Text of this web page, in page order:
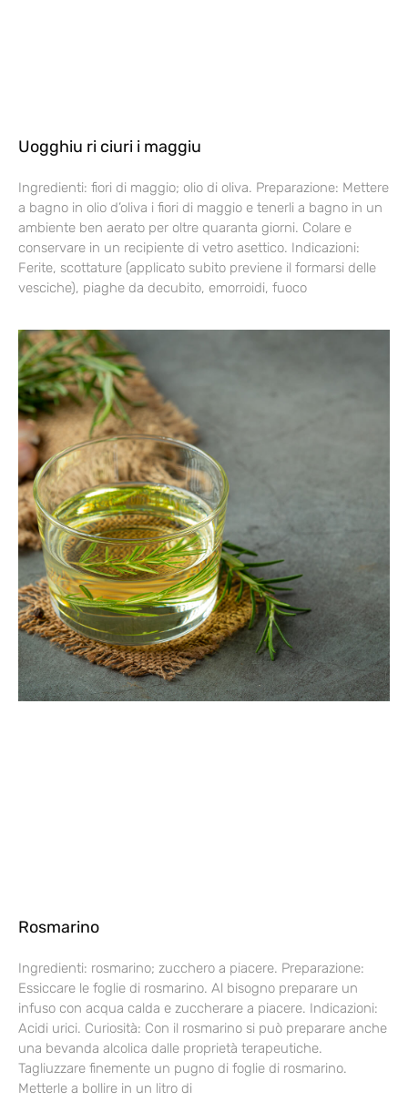
Uogghiu ri ciuri i maggiu
Ingredienti: fiori di maggio; olio di oliva. Preparazione: Mettere
a bagno in olio d’oliva i fiori di maggio e tenerli a bagno in un
ambiente ben aerato per oltre quaranta giorni. Colare e
conservare in un recipiente di vetro asettico. Indicazioni:
Ferite, scottature (applicato subito previene il formarsi delle
vesciche), piaghe da decubito, emorroidi, fuoco
Rosmarino
Ingredienti: rosmarino; zucchero a piacere. Preparazione:
Essiccare le foglie di rosmarino. Al bisogno preparare un
infuso con acqua calda e zuccherare a piacere. Indicazioni:
Acidi urici. Curiosità: Con il rosmarino si può preparare anche
una bevanda alcolica dalle proprietà terapeutiche.
Tagliuzzare finemente un pugno di foglie di rosmarino.
Metterle a bollire in un litro di